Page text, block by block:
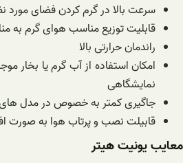
سرعت بالا در گرم کردن فضای مورد
قابلیت توزیع مناسب هوای گرم به
راندمان حرارتی بالا
امکان استفاده از آب گرم یا بخار
نمایشگاهی
جاگیری کمتر به خصوص در مدل
قابیلت نصب و پرتاب هوا به صورت
معایب یونیت هیتر